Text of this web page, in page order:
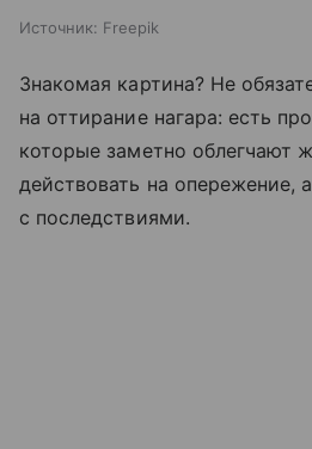
Источник: Freepik
Знакомая картина? Не
на оттирание нагара: есть
которые заметно облегчают
действовать на опережение,
с последствиями.